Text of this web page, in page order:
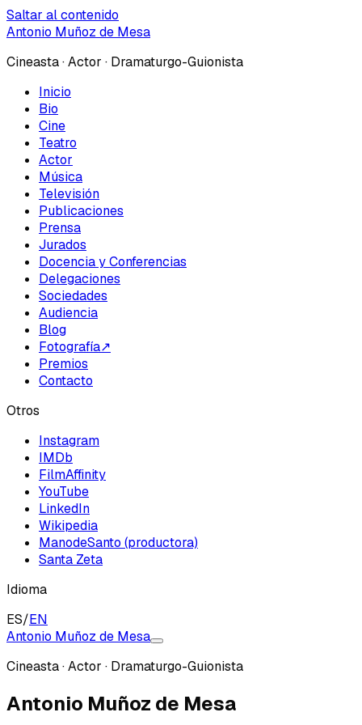
Saltar al contenido
Antonio Muñoz de Mesa
Cineasta · Actor · Dramaturgo-Guionista
Inicio
Bio
Cine
Teatro
Actor
Música
Televisión
Publicaciones
Prensa
Jurados
Docencia y Conferencias
Delegaciones
Sociedades
Audiencia
Blog
Fotografía↗
Premios
Contacto
Otros
Instagram
IMDb
FilmAffinity
YouTube
LinkedIn
Wikipedia
ManodeSanto (productora)
Santa Zeta
Idioma
ES/EN
Antonio Muñoz de Mesa
Cineasta · Actor · Dramaturgo-Guionista
Antonio Muñoz de Mesa